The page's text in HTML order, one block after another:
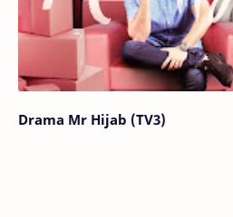
Drama Mr Hijab (TV3)